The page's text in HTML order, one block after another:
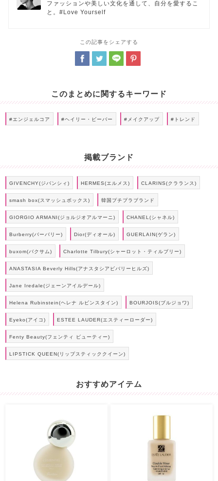
ファッションや美しい文化を通して、自分を愛するこ
と。#Love Yourself
この記事をシェアする
このまとめに関するキーワード
#エンジェルコア #ヘイリー・ビーバー #メイクアップ #トレンド
掲載ブランド
GIVENCHY(ジバンシィ) HERMES(エルメス) CLARINS(クラランス)
smash box(スマッシュボックス) 韓国プチプラブランド
GIORGIO ARMANI(ジョルジオアルマーニ) CHANEL(シャネル)
Burberry(バーバリー) Dior(ディオール) GUERLAIN(ゲラン)
buxom(バクサム) Charlotte Tilbury(シャーロット・ティルブリー)
ANASTASIA Beverly Hills(アナスタシアビバリーヒルズ)
Jane Iredale(ジェーンアイルデール)
Helena Rubinstein(ヘレナ ルビンスタイン) BOURJOIS(ブルジョワ)
Eyeko(アイコ) ESTEE LAUDER(エスティーローダー)
Fenty Beauty(フェンティ ビューティー)
LIPSTICK QUEEN(リップスティッククイーン)
おすすめアイテム